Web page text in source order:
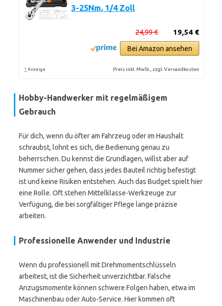
3-25Nm, 1/4 Zoll
19,54 €
24,99 €
Bei Amazon ansehen
* Anzeige Preis inkl. MwSt., zzgl. Versandkosten
Hobby-Handwerker mit regelmäßigem
Gebrauch
Für dich, wenn du öfter am Fahrzeug oder im Haushalt
schraubst, lohnt es sich, die Bedienung genau zu
beherrschen. Du kennst die Grundlagen, willst aber auf
Nummer sicher gehen, dass jedes Bauteil richtig befestigt
ist und keine Risiken entstehen. Auch das Budget spielt hier
eine Rolle. Oft stehen Mittelklasse-Werkzeuge zur
Verfügung, die bei sorgfältiger Pflege lange präzise
arbeiten.
Professionelle Anwender und Industrie
Wenn du professionell mit Drehmomentschlüsseln
arbeitest, ist die Sicherheit unverzichtbar. Falsche
Anzugsmomente können schwere Folgen haben, etwa im
Maschinenbau oder Auto-Service. Hier kommen oft